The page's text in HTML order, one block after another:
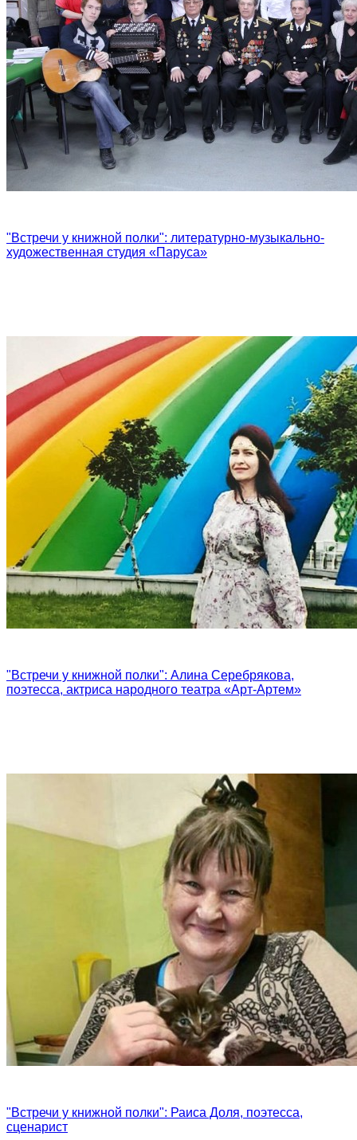
"Встречи у книжной полки": литературно-музыкально-
художественная студия «Паруса»
"Встречи у книжной полки": Алина Серебрякова,
поэтесса, актриса народного театра «Арт-Артем»
"Встречи у книжной полки": Раиса Доля, поэтесса,
сценарист